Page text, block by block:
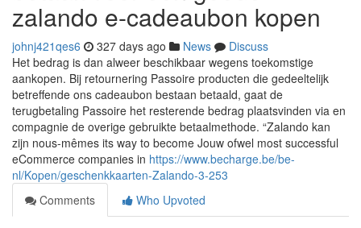
zalando e-cadeaubon kopen
johnj421qes6 327 days ago News
Discuss
Het bedrag is dan alweer beschikbaar wegens toekomstige
aankopen. Bij retournering Passoire producten die gedeeltelijk
betreffende ons cadeaubon bestaan betaald, gaat de
terugbetaling Passoire het resterende bedrag plaatsvinden via en
compagnie de overige gebruikte betaalmethode. “Zalando kan
zijn nous-mêmes its way to become Jouw ofwel most successful
eCommerce companies in https://www.becharge.be/be-
nl/Kopen/geschenkkaarten-Zalando-3-253
Comments
Who Upvoted